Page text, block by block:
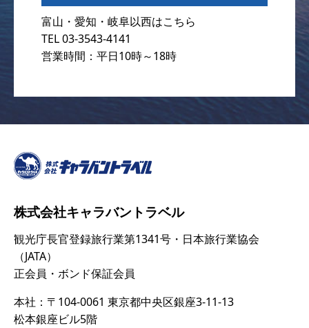
富山・愛知・岐阜以西はこちら
TEL 03-3543-4141
営業時間：平日10時～18時
株式会社キャラバントラベル
観光庁長官登録旅行業第1341号・日本旅行業協会
（JATA）
正会員・ボンド保証会員
本社：〒104-0061 東京都中央区銀座3-11-13
松本銀座ビル5階